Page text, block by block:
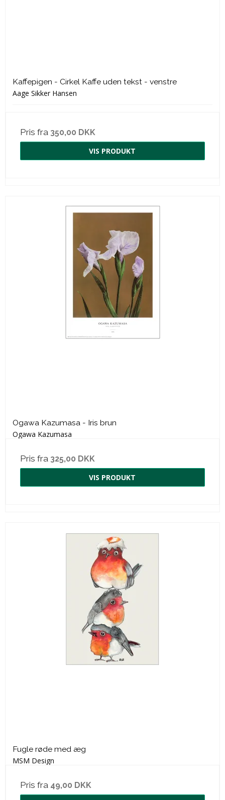
Kaffepigen - Cirkel Kaffe uden tekst - venstre
Aage Sikker Hansen
Pris fra 350,00 DKK
VIS PRODUKT
Ogawa Kazumasa - Iris brun
Ogawa Kazumasa
Pris fra 325,00 DKK
VIS PRODUKT
Fugle røde med æg
MSM Design
Pris fra 49,00 DKK